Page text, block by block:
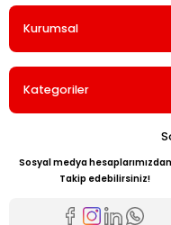
Kurumsal
Kategoriler
Sosyal medya
Takip edebilirsiniz!